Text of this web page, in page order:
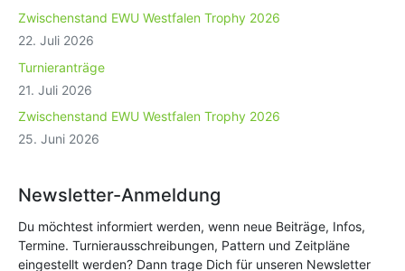
Zwischenstand EWU Westfalen Trophy 2026
22. Juli 2026
Turnieranträge
21. Juli 2026
Zwischenstand EWU Westfalen Trophy 2026
25. Juni 2026
Newsletter-Anmeldung
Du möchtest informiert werden, wenn neue Beiträge, Infos,
Termine. Turnierausschreibungen, Pattern und Zeitpläne
eingestellt werden? Dann trage Dich für unseren Newsletter